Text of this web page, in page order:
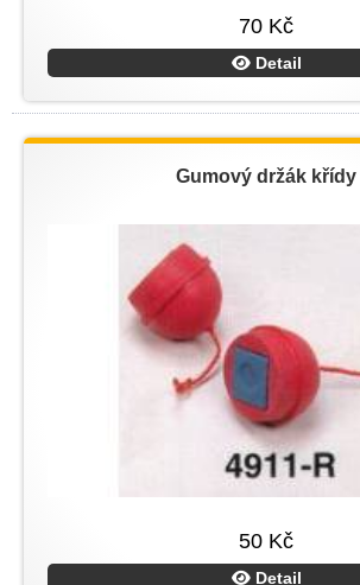
70 Kč
Detail
Gumový držák křídy
50 Kč
Detail